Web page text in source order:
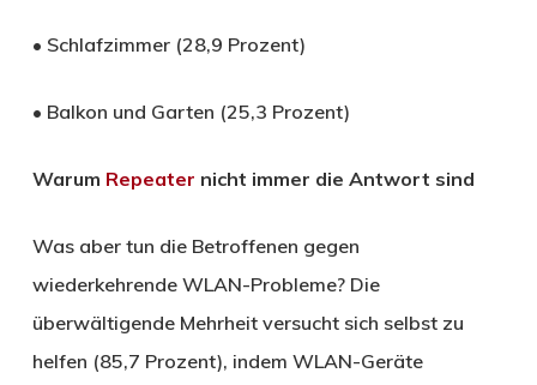
• Schlafzimmer (28,9 Prozent)
• Balkon und Garten (25,3 Prozent)
Warum Repeater nicht immer die Antwort sind
Was aber tun die Betroffenen gegen
wiederkehrende WLAN-Probleme? Die
überwältigende Mehrheit versucht sich selbst zu
helfen (85,7 Prozent), indem WLAN-Geräte